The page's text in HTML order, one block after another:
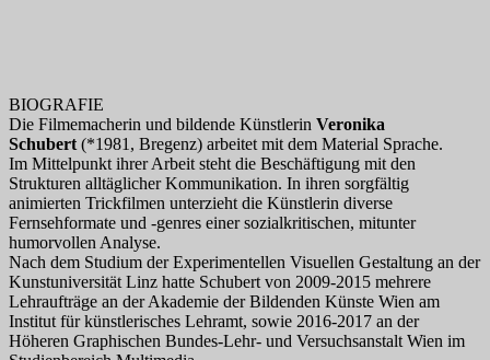
BIOGRAFIE
Die Filmemacherin und bildende Künstlerin Veronika
Schubert(*1981, Bregenz) arbeitet mit dem Material Sprache.
Im Mittelpunkt ihrer Arbeit steht die Beschäftigung mit den
Strukturen alltäglicher Kommunikation. In ihren sorgfältig
animierten Trickfilmen unterzieht die Künstlerin diverse
Fernsehformate und -genres einer sozialkritischen, mitunter
humorvollen Analyse.
Nach dem Studium der Experimentellen Visuellen Gestaltung an der
Kunstuniversität Linz hatte Schubert von 2009-2015 mehrere
Lehraufträge an der Akademie der Bildenden Künste Wien am
Institut für künstlerisches Lehramt, sowie 2016-2017 an der
Höheren Graphischen Bundes-Lehr- und Versuchsanstalt Wien im